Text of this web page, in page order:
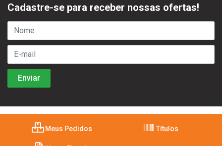
Cadastre-se para receber nossas ofertas!
Meus Pedidos Títulos